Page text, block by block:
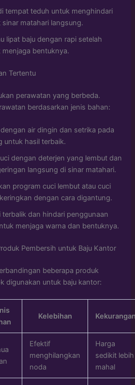
tempat teduh untuk menghindari
sinar matahari langsung.
lipat baju dengan rapi setelah
menjaga bentuknya.
Tertentu
perawatan yang berbeda.
berdasarkan jenis bahan:
air dingin dan setrika pada
untuk hasil terbaik.
dengan deterjen yang lembut dan
langsung di sinar matahari.
program cuci lembut atau cuci
dengan cara digantung.
terbalik dan hindari penggunaan
menjaga warna dan bentuknya.
Pembersih untuk Baju Kantor
beberapa produk
digunakan untuk baju kantor:
Kelebihan
Efektif
menghilangkan
noda
Harga
sedikit lebih
mahal